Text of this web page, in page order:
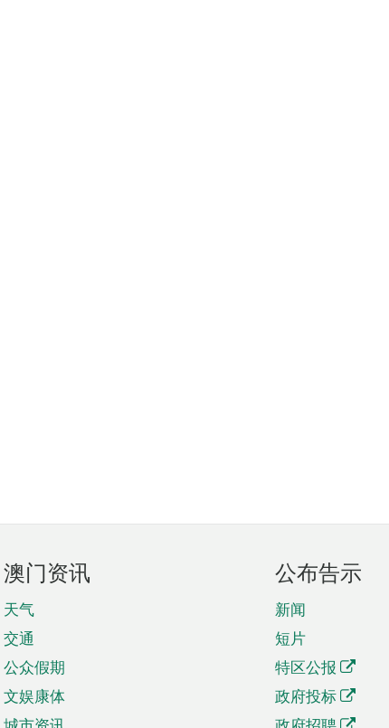
澳门资讯
天气
交通
公众假期
文娱康体
公布告示
新闻
短片
特区公报
政府投标